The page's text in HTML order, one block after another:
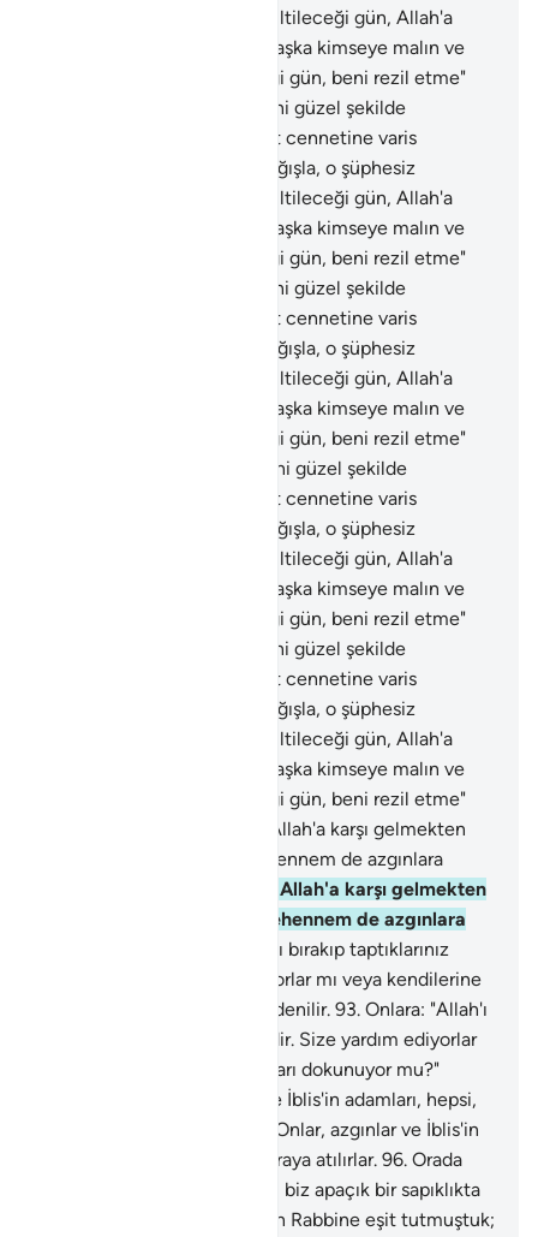
sapıklardandır. İnsanların diriltileceği gün, Allah'a
temiz bir kalble gelenden başka kimseye malın ve
oğulların fayda vermeyeceği gün, beni rezil etme"
Sonrakilerin beni güzel şekilde
anmalarını sağla. Beni nimet cennetine varis
olanlardan kıl. Babamı da bağışla, o şüphesiz
sapıklardandır. İnsanların diriltileceği gün, Allah'a
temiz bir kalble gelenden başka kimseye malın ve
oğulların fayda vermeyeceği gün, beni rezil etme"
Sonrakilerin beni güzel şekilde
anmalarını sağla. Beni nimet cennetine varis
olanlardan kıl. Babamı da bağışla, o şüphesiz
sapıklardandır. İnsanların diriltileceği gün, Allah'a
temiz bir kalble gelenden başka kimseye malın ve
oğulların fayda vermeyeceği gün, beni rezil etme"
Sonrakilerin beni güzel şekilde
anmalarını sağla. Beni nimet cennetine varis
olanlardan kıl. Babamı da bağışla, o şüphesiz
sapıklardandır. İnsanların diriltileceği gün, Allah'a
temiz bir kalble gelenden başka kimseye malın ve
oğulların fayda vermeyeceği gün, beni rezil etme"
Sonrakilerin beni güzel şekilde
anmalarını sağla. Beni nimet cennetine varis
olanlardan kıl. Babamı da bağışla, o şüphesiz
sapıklardandır. İnsanların diriltileceği gün, Allah'a
temiz bir kalble gelenden başka kimseye malın ve
oğulların fayda vermeyeceği gün, beni rezil etme"
O gün cennet Allah'a karşı gelmekten
sakınanlara yaklaştırılır. Cehennem de azgınlara
O gün cennet Allah'a karşı gelmekten
sakınanlara yaklaştırılır. Cehennem de azgınlara
Onlara: "Allah'ı bırakıp taptıklarınız
nerededir. Size yardım ediyorlar mı veya kendilerine
yardımları dokunuyor mu?" denilir. 93. Onlara: "Allah'ı
bırakıp taptıklarınız nerededir. Size yardım ediyorlar
mı veya kendilerine yardımları dokunuyor mu?"
Onlar, azgınlar ve İblis'in adamları, hepsi,
Onlar, azgınlar ve İblis'in
adamları, hepsi, tepetakla oraya atılırlar. 96. Orada
putlarıyla çekişerek: "Vallahi biz apaçık bir sapıklıkta
idik; çünkü biz sizi Alemlerin Rabbine eşit tutmuştuk;